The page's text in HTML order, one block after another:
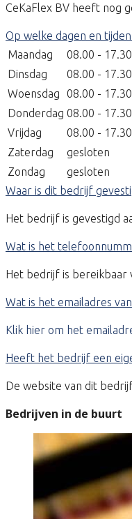
CeKaFlex BV heeft nog
Op welke dagen en
Maandag
08.00 - 17.30
Dinsdag
08.00 - 17.30
Woensdag
08.00 - 17.30
Donderdag 08.00 - 17.30
Vrijdag
08.00 - 17.30
Zaterdag
gesloten
Zondag
gesloten
Waar is dit bedrijf
Het bedrijf is gevestigd
Wat is het
Het bedrijf is bereikbaar
Wat is het emailadres
Klik hier om het
Heeft het bedrijf een
De website van dit
Bedrijven in de buurt